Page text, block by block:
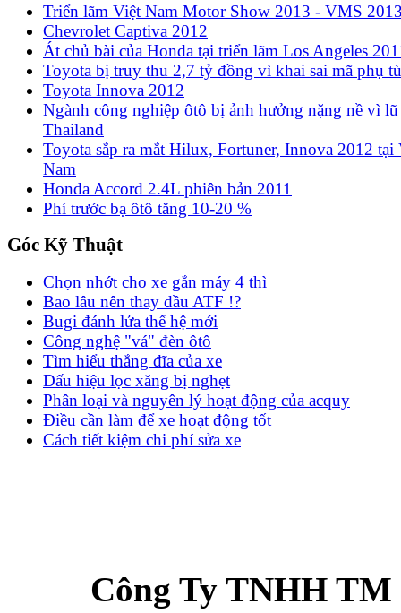
Triển lãm Việt Nam Motor Show 2013 - VMS
Chevrolet Captiva 2012
Át chủ bài của Honda tại triển lãm Los Angeles
Toyota bị truy thu 2,7 tỷ đồng vì khai sai mã phụ
Toyota Innova 2012
Ngành công nghiệp ôtô bị ảnh hưởng nặng nề vì
Thailand
Toyota sắp ra mắt Hilux, Fortuner, Innova 2012 tại
Nam
Honda Accord 2.4L phiên bản 2011
Phí trước bạ ôtô tăng 10-20 %
Góc Kỹ Thuật
Chọn nhớt cho xe gắn máy 4 thì
Bao lâu nên thay dầu ATF !?
Bugi đánh lửa thế hệ mới
Công nghệ "vá" đèn ôtô
Tìm hiểu thắng đĩa của xe
Dấu hiệu lọc xăng bị nghẹt
Phân loại và nguyên lý hoạt động của acquy
Điều cần làm để xe hoạt động tốt
Cách tiết kiệm chi phí sửa xe
Công Ty TNHH